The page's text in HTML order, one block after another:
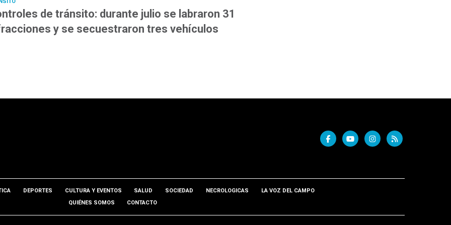
de tránsito: durante julio se labraron 31
y se secuestraron tres vehículos
DEPORTES CULTURA Y EVENTOS SALUD SOCIEDAD NECROLOGICAS
LA VOZ DEL CAMPO
QUIÉNES SOMOS
CONTACTO